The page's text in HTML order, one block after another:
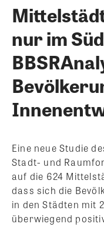
nur im
Eine neue Studie
Stadt- und
auf die 624
dass sich die
in den Städten mit
überwiegend